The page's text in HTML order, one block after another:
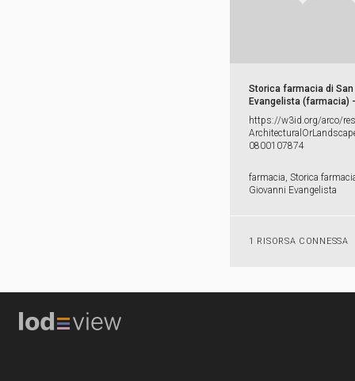
Storica farmacia di San
Evangelista (farmacia)
https:​/​/​w3id.​org/​arco/​
0800107874
farmacia, Storica
Giovanni Evangelista
1 RISORSA CONNESSA